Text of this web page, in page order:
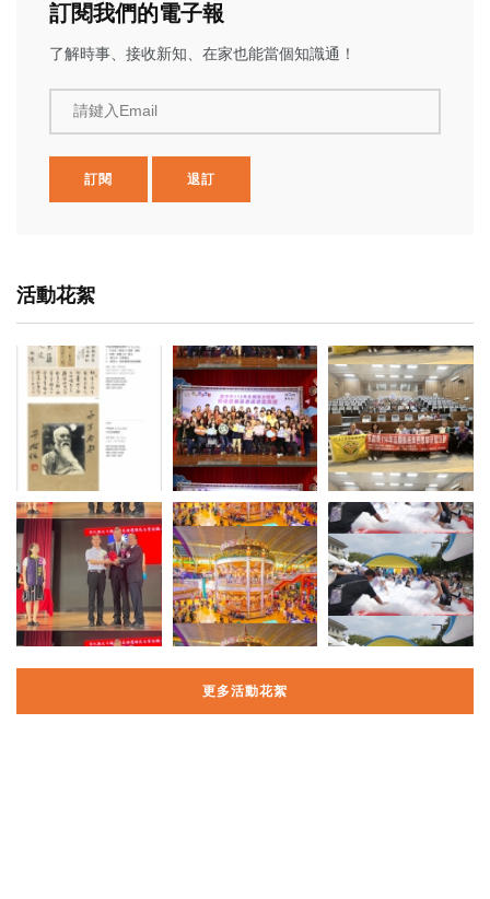
訂閱我們的電子報
了解時事、接收新知、在家也能當個知識通！
請鍵入Email
訂閱 退訂
活動花絮
更多活動花絮